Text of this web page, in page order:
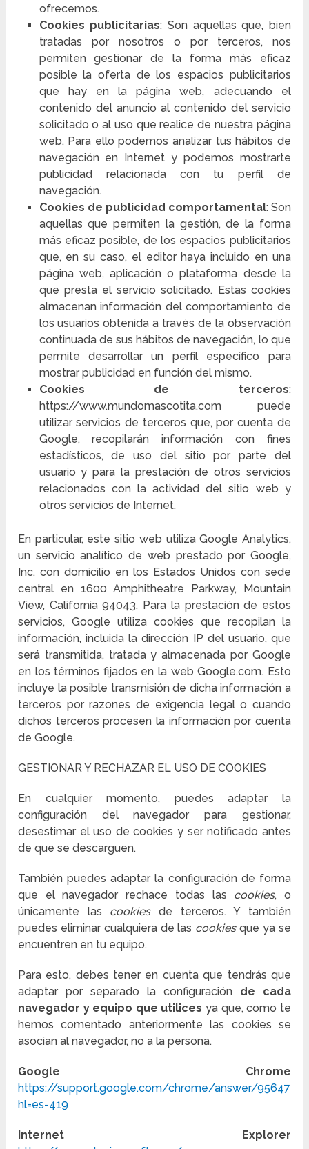
ofrecemos.
Cookies publicitarias: Son aquellas que, bien
tratadas por nosotros o por terceros, nos
permiten gestionar de la forma más eficaz
posible la oferta de los espacios publicitarios
que hay en la página web, adecuando el
contenido del anuncio al contenido del servicio
solicitado o al uso que realice de nuestra página
web. Para ello podemos analizar tus hábitos de
navegación en Internet y podemos mostrarte
publicidad relacionada con tu perfil de
navegación.
Cookies de publicidad comportamental: Son
aquellas que permiten la gestión, de la forma
más eficaz posible, de los espacios publicitarios
que, en su caso, el editor haya incluido en una
página web, aplicación o plataforma desde la
que presta el servicio solicitado. Estas cookies
almacenan información del comportamiento de
los usuarios obtenida a través de la observación
continuada de sus hábitos de navegación, lo que
permite desarrollar un perfil específico para
mostrar publicidad en función del mismo.
Cookies de terceros:
https://www.mundomascotita.com puede
utilizar servicios de terceros que, por cuenta de
Google, recopilarán información con fines
estadísticos, de uso del sitio por parte del
usuario y para la prestación de otros servicios
relacionados con la actividad del sitio web y
otros servicios de Internet.
En particular, este sitio web utiliza Google Analytics,
un servicio analítico de web prestado por Google,
Inc. con domicilio en los Estados Unidos con sede
central en 1600 Amphitheatre Parkway, Mountain
View, California 94043. Para la prestación de estos
servicios, Google utiliza cookies que recopilan la
información, incluida la dirección IP del usuario, que
será transmitida, tratada y almacenada por Google
en los términos fijados en la web Google.com. Esto
incluye la posible transmisión de dicha información a
terceros por razones de exigencia legal o cuando
dichos terceros procesen la información por cuenta
de Google.
GESTIONAR Y RECHAZAR EL USO DE COOKIES
En cualquier momento, puedes adaptar la
configuración del navegador para gestionar,
desestimar el uso de cookies y ser notificado antes
de que se descarguen.
También puedes adaptar la configuración de forma
que el navegador rechace todas las cookies, o
únicamente las cookiesde terceros. Y también
puedes eliminar cualquiera de las cookiesque ya se
encuentren en tu equipo.
Para esto, debes tener en cuenta que tendrás que
adaptar por separado la configuración de cada
navegador y equipo que utilices ya que, como te
hemos comentado anteriormente las cookies se
asocian al navegador, no a la persona.
Google Chrome
https://support.google.com/chrome/answer/95647?
hl=es-419
Internet Explorer